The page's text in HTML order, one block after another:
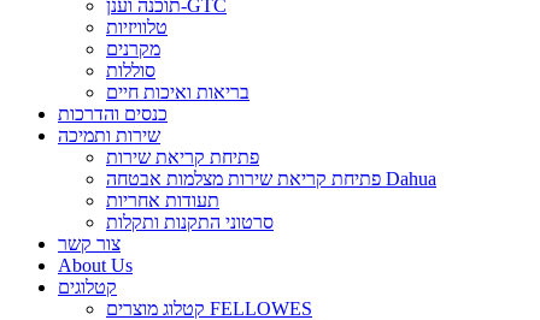
תוכנה וענן-GTC
טלוויזיות
מקרנים
סוללות
בריאות ואיכות חיים
כנסים והדרכות
שירות ותמיכה
פתיחת קריאת שירות
פתיחת קריאת שירות מצלמות אבטחה Dahua
תעודות אחריות
סרטוני התקנות ותקלות
צור קשר
About Us
קטלוגים
קטלוג מוצרים FELLOWES